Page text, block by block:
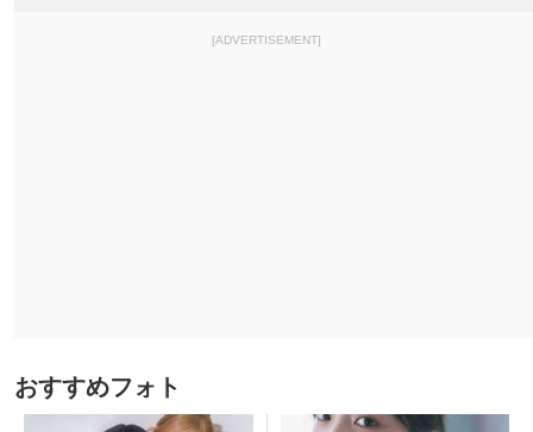
[ADVERTISEMENT]
おすすめフォト